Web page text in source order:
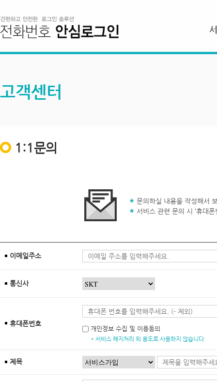
고객센터
1:1문의
문의하실 내용을 작성해서
서비스 관련 문의 시 ‘휴대
이메일주소
통신사
휴대폰번호
개인정보 수집 및 이용동의
* 서비스 해지처리 외 용도로 사용하지 않습니다.
제목